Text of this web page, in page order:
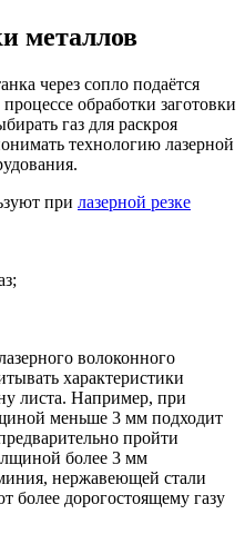
металлов
через сопло подаётся
обработки заготовки
газ для раскроя
технологию лазерной
при лазерной резке
волоконного
характеристики
листа. Например, при
меньше 3 мм подходит
пройти
более 3 мм
нержавеющей стали
более дорогостоящему газу